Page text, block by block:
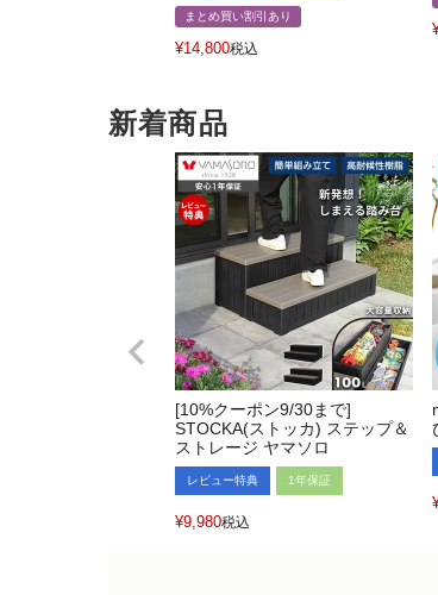
まとめ買い割引あり
¥14,800税込
新着商品
[10%クーポン9/30まで]
STOCKA(ストッカ) ステップ＆
ストレージ ヤマソロ
レビュー特典 1年保証
¥9,980税込